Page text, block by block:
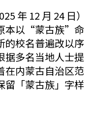
年 12 月 24 日）
本以“蒙古族”命
的校名普遍改以序
据多名当地人士提
在内蒙古自治区范
留「蒙古族」字样